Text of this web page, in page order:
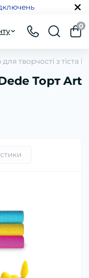
0
для творчості з тіста
Торт Art